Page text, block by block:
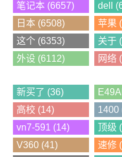
笔记本 (6657)
dell
日本 (6508)
苹果
这个 (6353)
关于
外设 (6112)
网络
新买了 (36)
高校 (14)
1400
vn7-591 (14)
顶级
V360 (41)
速修